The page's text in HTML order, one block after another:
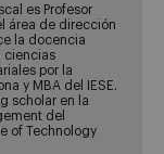
es Profesor
área de dirección
la docencia
ciencias
por la
y MBA del IESE.
scholar en la
del
of Technology